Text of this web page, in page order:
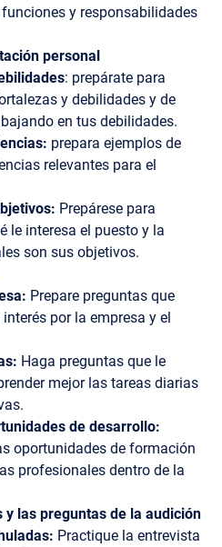
y responsabilidades
personal
: prepárate para
y debilidades y de
en tus debilidades.
prepara ejemplos de
relevantes para el
Prepárese para
le interesa el puesto y la
son sus objetivos.
Prepare preguntas que
por la empresa y el
Haga preguntas que le
mejor las tareas diarias
de desarrollo:
oportunidades de formación
profesionales dentro de la
y las preguntas de la audición
Practique la entrevista